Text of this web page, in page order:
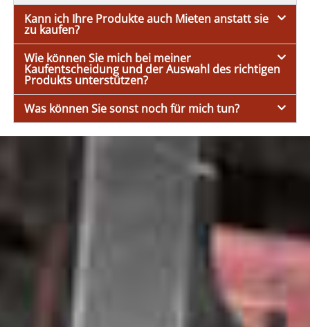
Kann ich Ihre Produkte auch Mieten anstatt sie
zu kaufen?
Wie können Sie mich bei meiner
Kaufentscheidung und der Auswahl des richtigen
Produkts unterstützen?
Was können Sie sonst noch für mich tun?